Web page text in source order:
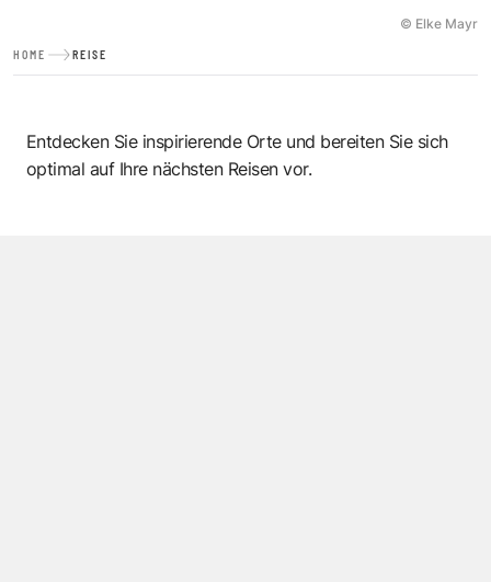
© Elke Mayr
HOME REISE
Entdecken Sie inspirierende Orte und bereiten Sie sich
optimal auf Ihre nächsten Reisen vor.